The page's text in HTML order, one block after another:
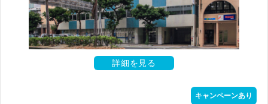
詳細を見る
キャンペーンあり